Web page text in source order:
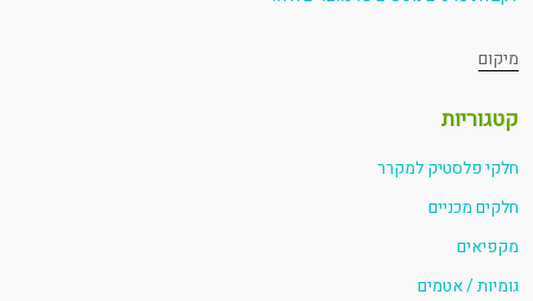
מיקום
קטגוריות
חלקי פלסטיק למקרר
חלקים מכניים
מקפיאים
גומיות / אטמים